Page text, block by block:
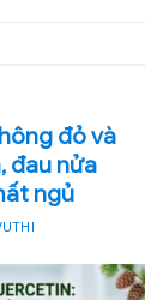
đỏ và
đau nửa
ngủ